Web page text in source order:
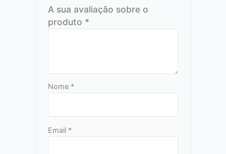
A sua avaliação sobre o
produto *
Nome *
Email *